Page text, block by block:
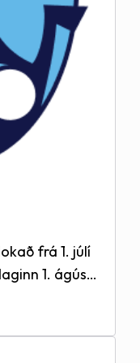
frá 1. júlí
1. ágúst
valda um
sem